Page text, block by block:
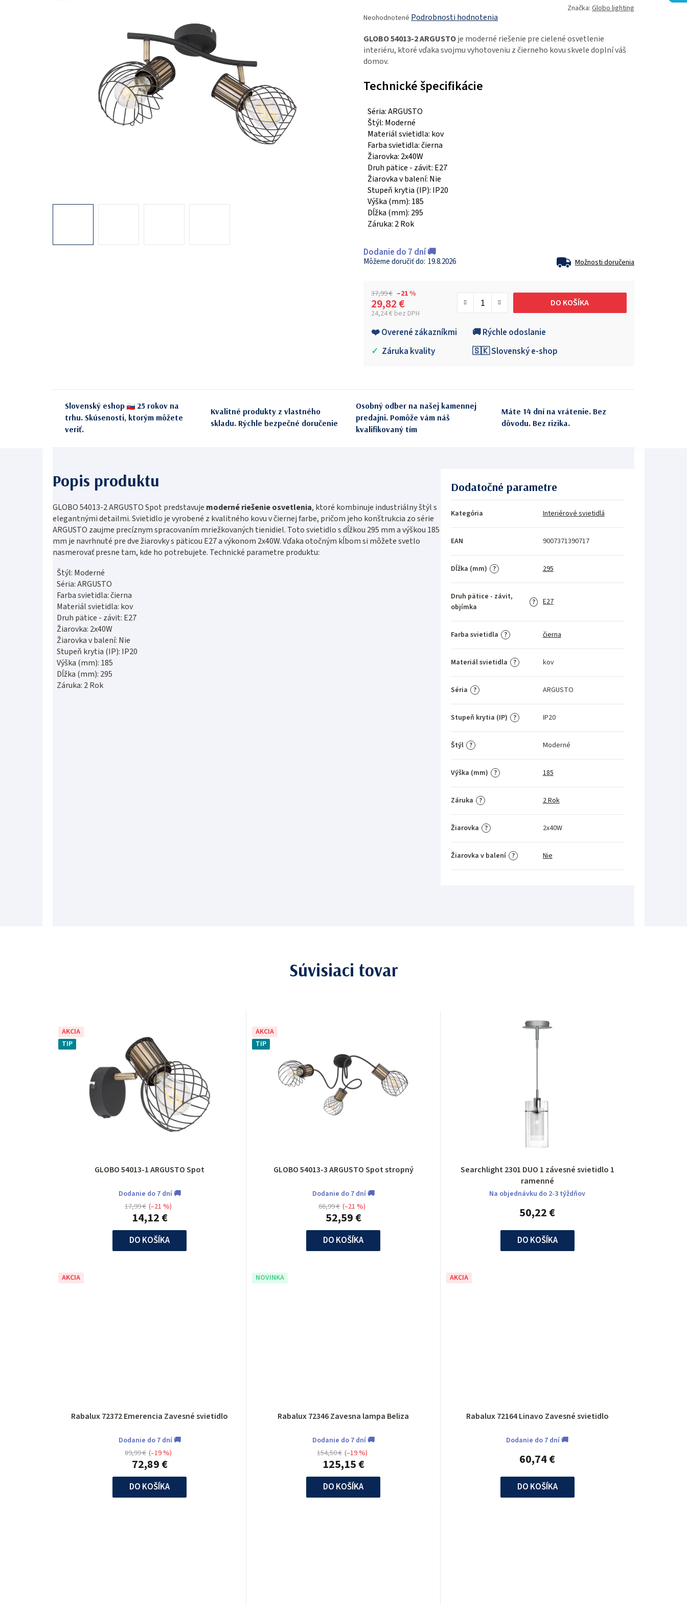
hodnotenie
je
0,0
z
hviezdičiek.
Neohodnotené Podrobnosti hodnotenia
Značka: Globo lighting
GLOBO 54013-2 ARGUSTOje moderné riešenie pre cielené osvetlenie
interiéru, ktoré vďaka svojmu vyhotoveniu z čierneho kovu skvele doplní váš
domov.
Technické špecifikácie
Séria: ARGUSTO
Štýl: Moderné
Materiál svietidla: kov
Farba svietidla: čierna
Žiarovka: 2x40W
Druh pätice - závit: E27
Žiarovka v balení: Nie
Stupeň krytia (IP): IP20
Výška (mm): 185
Dĺžka (mm): 295
Záruka: 2 Rok
Dodanie do 7 dní 🚚
19.8.2026 Možnosti doručenia
37,99 € –21 %
29,82 €
24,24 € bez DPH
DO KOŠÍKA
❤️ Overené zákazníkmi
🚚 Rýchle odoslanie
✓ Záruka kvality 🇸🇰 Slovenský e-shop
Slovenský eshop
25 rokov na
trhu. Skúsenosti, ktorým môžete
veriť.
Kvalitné produkty z vlastného
skladu. Rýchle bezpečné doručenie
Osobný odber na našej kamennej
predajni. Pomôže vám náš
kvalifikovaný tím
Máte 14 dní na vrátenie. Bez
dôvodu. Bez rizika.
GLOBO 54013-2 ARGUSTO Spot predstavuje moderné riešenie osvetlenia, ktoré kombinuje industriálny štýl s
elegantnými detailmi. Svietidlo je vyrobené z kvalitného kovu v čiernej farbe, pričom jeho konštrukcia zo série
ARGUSTO zaujme precíznym spracovaním mriežkovaných tienidiel. Toto svietidlo s dĺžkou 295 mm a výškou 185
mm je navrhnuté pre dve žiarovky s päticou E27 a výkonom 2x40W. Vďaka otočným kĺbom si môžete svetlo
nasmerovať presne tam, kde ho potrebujete. Technické parametre produktu:
Štýl: Moderné
Séria: ARGUSTO
Farba svietidla: čierna
Materiál svietidla: kov
Druh pätice - závit: E27
Žiarovka: 2x40W
Žiarovka v balení: Nie
Stupeň krytia (IP): IP20
Výška (mm): 185
Dĺžka (mm): 295
Záruka: 2 Rok
Dodatočné parametre
Kategória Interiérové svietidlá
EAN 9007371390717
?
Dĺžka (mm) 295
?
Druh pätice - závit,
objímka
E27
?
Farba svietidla čierna
?
Materiál svietidla kov
?
Séria ARGUSTO
?
Stupeň krytia (IP) IP20
?
Štýl Moderné
?
Výška (mm) 185
?
Záruka 2 Rok
?
Žiarovka 2x40W
?
Žiarovka v balení Nie
Súvisiaci tovar
AKCIA
TIP
GLOBO 54013-1 ARGUSTO Spot
Dodanie do 7 dní 🚚
14,12 €
17,99 € (–21 %)
DO KOŠÍKA
AKCIA
TIP
GLOBO 54013-3 ARGUSTO Spot stropný
Dodanie do 7 dní 🚚
52,59 €
66,99 € (–21 %)
DO KOŠÍKA
Searchlight 2301 DUO 1 závesné svietidlo 1
ramenné
Na objednávku do 2-3 týždňov
50,22 €
DO KOŠÍKA
AKCIA
Rabalux 72372 Emerencia Zavesné svietidlo
Dodanie do 7 dní 🚚
72,89 €
89,99 € (–19 %)
DO KOŠÍKA
NOVINKA
Rabalux 72346 Zavesna lampa Beliza
Dodanie do 7 dní 🚚
125,15 €
154,50 € (–19 %)
DO KOŠÍKA
AKCIA
Rabalux 72164 Linavo Zavesné svietidlo
Dodanie do 7 dní 🚚
60,74 €
DO KOŠÍKA